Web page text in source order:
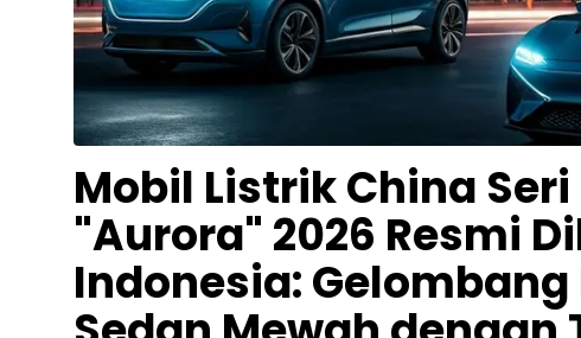
Mobil Listrik China
"Aurora" 2026 Resmi
Indonesia: Gelombang